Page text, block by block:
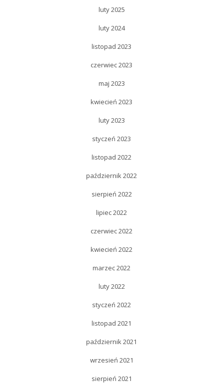
luty 2025
luty 2024
listopad 2023
czerwiec 2023
maj 2023
kwiecień 2023
luty 2023
styczeń 2023
listopad 2022
październik 2022
sierpień 2022
lipiec 2022
czerwiec 2022
kwiecień 2022
marzec 2022
luty 2022
styczeń 2022
listopad 2021
październik 2021
wrzesień 2021
sierpień 2021